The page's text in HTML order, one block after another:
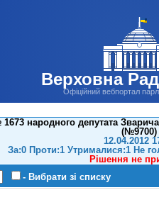
Верховна
Офіційний вебпортал
народного депутата
(№9700)
12.04.2012
За:0 Проти:1 Утрималися:1 Не
Рішення не
- Вибрати зі списку